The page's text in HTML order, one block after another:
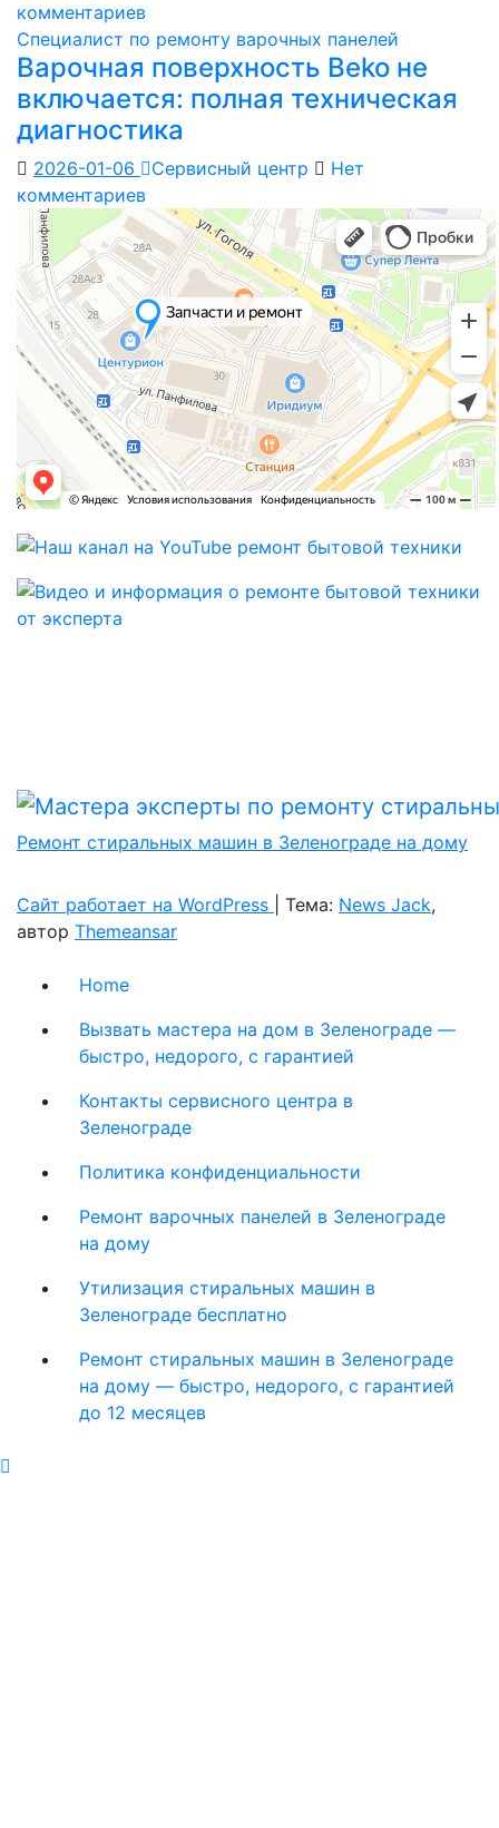
комментариев
Специалист по ремонту варочных панелей
Варочная поверхность Beko не
включается: полная техническая
диагностика
2026-01-06 Сервисный центр
Нет
комментариев
Ремонт стиральных машин в Зеленограде на дому
Сайт работает на WordPress Тема: News Jack,
автор Themeansar
Home
Вызвать мастера на дом в Зеленограде —
быстро, недорого, с гарантией
Контакты сервисного центра в
Зеленограде
Политика конфиденциальности
Ремонт варочных панелей в Зеленограде
на дому
Утилизация стиральных машин в
Зеленограде бесплатно
Ремонт стиральных машин в Зеленограде
на дому — быстро, недорого, с гарантией
до 12 месяцев